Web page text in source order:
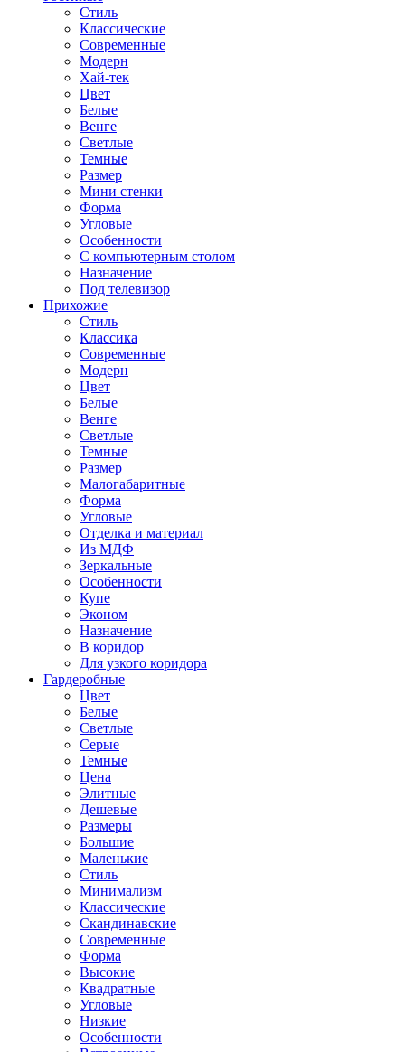
Стиль
Классические
Современные
Модерн
Хай-тек
Цвет
Белые
Венге
Светлые
Темные
Размер
Мини стенки
Форма
Угловые
Особенности
С компьютерным столом
Назначение
Под телевизор
Прихожие
Стиль
Классика
Современные
Модерн
Цвет
Белые
Венге
Светлые
Темные
Размер
Малогабаритные
Форма
Угловые
Отделка и материал
Из МДФ
Зеркальные
Особенности
Купе
Эконом
Назначение
В коридор
Для узкого коридора
Гардеробные
Цвет
Белые
Светлые
Серые
Темные
Цена
Элитные
Дешевые
Размеры
Большие
Маленькие
Стиль
Минимализм
Классические
Скандинавские
Современные
Форма
Высокие
Квадратные
Угловые
Низкие
Особенности